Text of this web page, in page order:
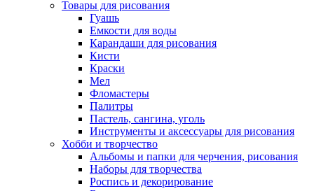
Товары для рисования
Гуашь
Емкости для воды
Карандаши для рисования
Кисти
Краски
Мел
Фломастеры
Палитры
Пастель, сангина, уголь
Инструменты и аксессуары для рисования
Хобби и творчество
Альбомы и папки для черчения, рисования
Наборы для творчества
Роспись и декорирование